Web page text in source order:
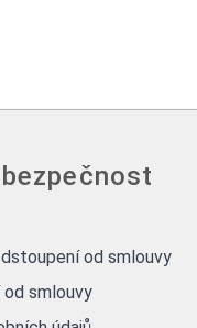
od smlouvy
smlouvy